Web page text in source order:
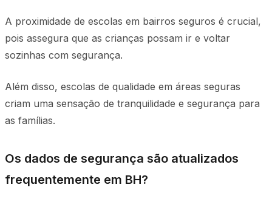
A proximidade de escolas em bairros seguros é crucial,
pois assegura que as crianças possam ir e voltar
sozinhas com segurança.
Além disso, escolas de qualidade em áreas seguras
criam uma sensação de tranquilidade e segurança para
as famílias.
Os dados de segurança são atualizados
frequentemente em BH?